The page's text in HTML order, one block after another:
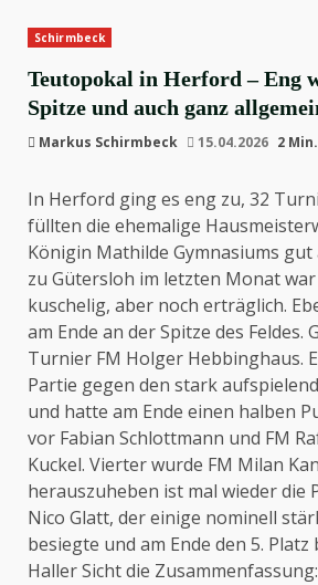
Schirmbeck
Teutopokal in Herford – Eng
Spitze und auch ganz
Markus Schirmbeck 15.04.2026 2
In Herford ging es eng zu, 32
füllten die ehemalige
Königin Mathilde Gymnasiums gut
zu Gütersloh im letzten Monat war
kuschelig, aber noch erträglich.
am Ende an der Spitze des Feldes.
Turnier FM Holger Hebbinghaus.
Partie gegen den stark
und hatte am Ende einen halben
vor Fabian Schlottmann und FM
Kuckel. Vierter wurde FM Milan
herauszuheben ist mal wieder die
Nico Glatt, der einige nominell
besiegte und am Ende den 5. Platz
Haller Sicht die